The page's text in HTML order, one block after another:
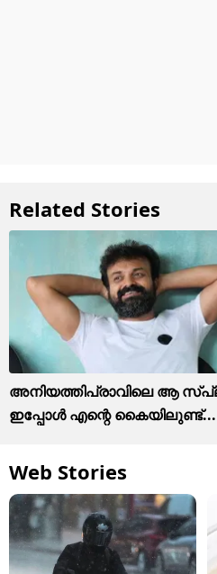
Related Stories
അനിയത്തിപ്രാവിലെ ആ
ഇപ്പോൾ എന്റെ കൈയിലുണ്ട്...
Web Stories